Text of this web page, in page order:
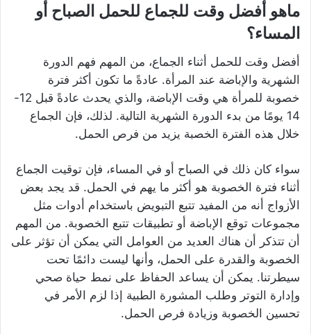
ماهو أفضل وقت للجماع للحمل الصباح أو
المساء؟
أفضل وقت للحمل أثناء الجماع، من المهم فهم الدورة
الشهرية والإباضة عند المرأة. عادةً ما تكون أكثر فترة
خصوبة للمرأة هي وقت الإباضة، والذي يحدث عادةً قبل 12-
14 يومًا من بدء الدورة الشهرية التالية. لذلك، فإن الجماع
خلال هذه الفترة الخصبة يزيد من فرص الحمل.
سواء كان ذلك في الصباح أو في المساء، فإن توقيت الجماع
أثناء فترة الخصوبة هو أكثر ما يهم في الحمل. قد يجد بعض
الأزواج أنه من المفيد تتبع التبويض باستخدام أدوات مثل
مجموعات توقع الإباضة أو تطبيقات تتبع الخصوبة. من المهم
أن تتذكر أن هناك العديد من العوامل التي يمكن أن تؤثر على
الخصوبة والقدرة على الحمل، وأنها ليست دائمًا تحت
سيطرتنا. يمكن أن يساعد الحفاظ على نمط حياة صحي
وإدارة التوتر وطلب المشورة الطبية إذا لزم الأمر في
تحسين الخصوبة وزيادة فرص الحمل.